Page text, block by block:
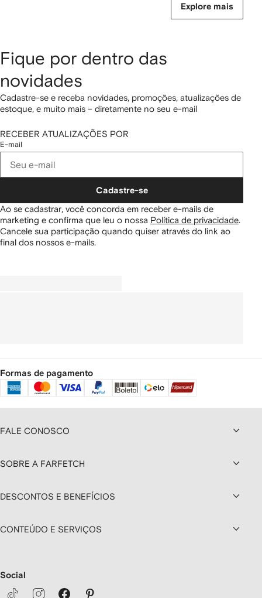
Explore mais
Fique por dentro das
novidades
Cadastre-se e receba novidades, promoções, atualizações de
estoque, e muito mais – diretamente no seu e-mail
RECEBER ATUALIZAÇÕES POR
E-mail
Cadastre-se
Ao se cadastrar, você concorda em receber e-mails de
marketing e confirma que leu o nossa Política de privacidade.
Cancele sua participação quando quiser através do link ao
final dos nossos e-mails.
Formas de pagamento
FALE CONOSCO
SOBRE A FARFETCH
DESCONTOS E BENEFÍCIOS
CONTEÚDO E SERVIÇOS
Social